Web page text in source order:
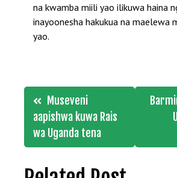
na kwamba miili yao ilikuwa haina
inayoonesha hakukua na maelewa
yao.
Post
navigation
Museveni
aapishwa kuwa Rais
wa Uganda tena